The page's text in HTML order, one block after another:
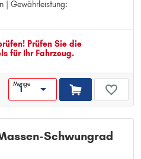
| Gewährleistung:
mit Schwungradschrauben
Prüfen Sie die
für Ihr Fahrzeug.
Menge
Schwungrad